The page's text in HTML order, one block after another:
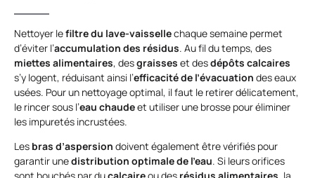
Nettoyer lefiltre du lave-vaissellechaque semaine permet
d’éviter l’accumulation des résidus. Au fil du temps, des
miettes alimentaires, desgraisses et desdépôts calcaires
s’y logent, réduisant ainsi l’efficacité de l’évacuation des eaux
usées. Pour un nettoyage optimal, il faut le retirer délicatement,
le rincer sous l’eau chaudeet utiliser une brosse pour éliminer
les impuretés incrustées.
Les bras d’aspersion doivent également être vérifiés pour
garantir unedistribution optimale de l’eau. Si leurs orifices